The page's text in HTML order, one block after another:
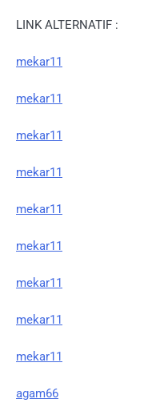
LINK ALTERNATIF :
mekar11
mekar11
mekar11
mekar11
mekar11
mekar11
mekar11
mekar11
mekar11
agam66